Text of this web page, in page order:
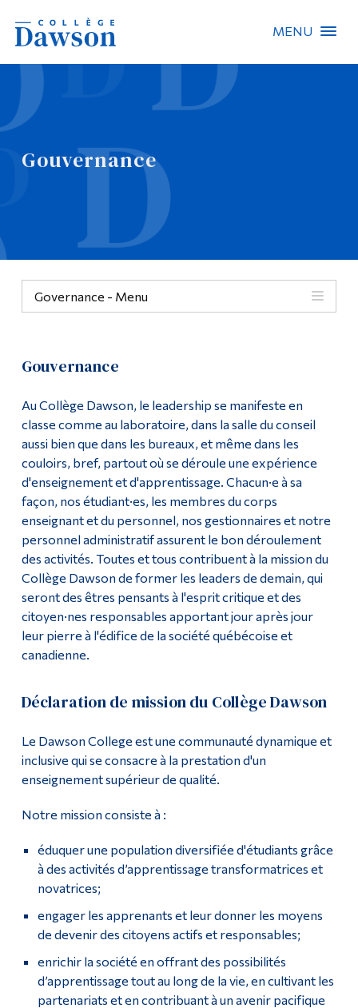
MENU
Gouvernance
Governance - Menu
Conseil d'administration
Sénat
Plan de gestion annuel
Politiques et règlements
Archives et gestion des documents (ARM)
Gouvernance
Au Collège Dawson, le leadership se manifeste en
classe comme au laboratoire, dans la salle du conseil
aussi bien que dans les bureaux, et même dans les
couloirs, bref, partout où se déroule une expérience
d'enseignement et d'apprentissage. Chacun·e à sa
façon, nos étudiant·es, les membres du corps
enseignant et du personnel, nos gestionnaires et notre
personnel administratif assurent le bon déroulement
des activités. Toutes et tous contribuent à la mission du
Collège Dawson de former les leaders de demain, qui
seront des êtres pensants à l'esprit critique et des
citoyen·nes responsables apportant jour après jour
leur pierre à l'édifice de la société québécoise et
canadienne.
Déclaration de mission du Collège Dawson
Le Dawson College est une communauté dynamique et
inclusive qui se consacre à la prestation d'un
enseignement supérieur de qualité.
Notre mission consiste à :
éduquer une population diversifiée d'étudiants grâce
à des activités d’apprentissage transformatrices et
novatrices;
engager les apprenants et leur donner les moyens
de devenir des citoyens actifs et responsables;
enrichir la société en offrant des possibilités
d’apprentissage tout au long de la vie, en cultivant les
partenariats et en contribuant à un avenir pacifique
Recherche sur le site
Recherche de personnes
Omnivox
Menu principal
Programmes
Formation continue
Admissions
La vie à Dawson
Qui vous êtes
Futurs étudiants
Corps enseignant et
personnel administratif
Diplômé·es et visiteur·euses